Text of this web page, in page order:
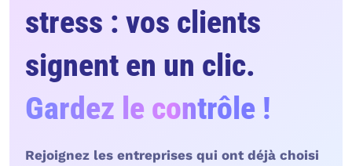
stress : vos clients
signent en un clic.
Gardez le contrôle !
Rejoignez les entreprises qui ont déjà choisi